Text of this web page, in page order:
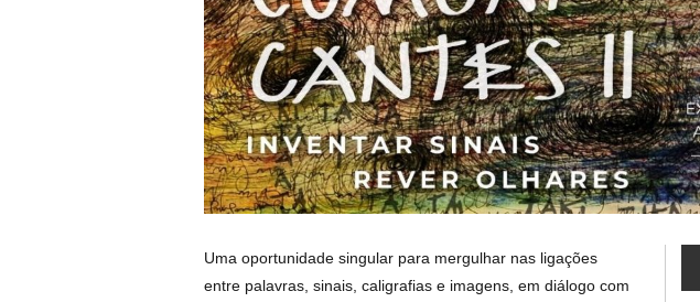
Uma oportunidade singular para mergulhar nas ligações
entre palavras, sinais, caligrafias e imagens, em diálogo com